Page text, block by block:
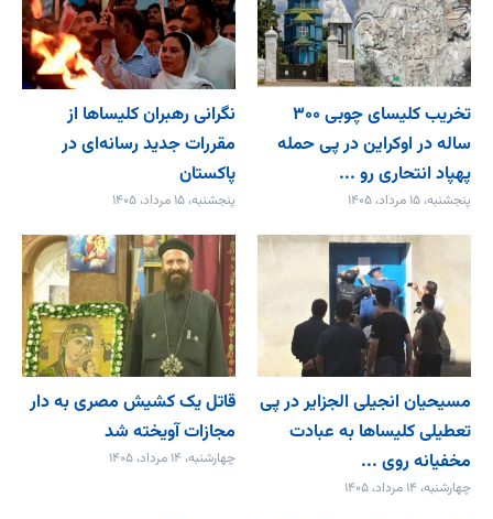
تخریب کلیسای چوبی ۳۰۰
ساله در اوکراین در پی حمله
پهپاد انتحاری رو ...
پنجشنبه، ۱۵ مرداد، ۱۴۰۵
نگرانی رهبران کلیساها از
مقررات جدید رسانه‌ای در
پاکستان
پنجشنبه، ۱۵ مرداد، ۱۴۰۵
مسیحیان انجیلی الجزایر در پی
تعطیلی کلیساها به عبادت
مخفیانه روی ...
چهارشنبه، ۱۴ مرداد، ۱۴۰۵
قاتل یک کشیش مصری به دار
مجازات آویخته شد
چهارشنبه، ۱۴ مرداد، ۱۴۰۵